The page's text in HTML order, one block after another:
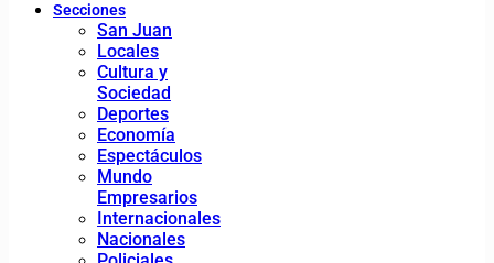
Secciones
San Juan
Locales
Cultura y
Sociedad
Deportes
Economía
Espectáculos
Mundo
Empresarios
Internacionales
Nacionales